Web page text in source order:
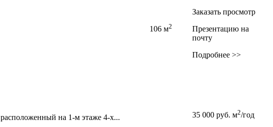
106 м2
Заказать просмотр
Презентацию на
почту
Подробнее >>
на 1-м этаже 4-х...
35 000 руб. м2/год